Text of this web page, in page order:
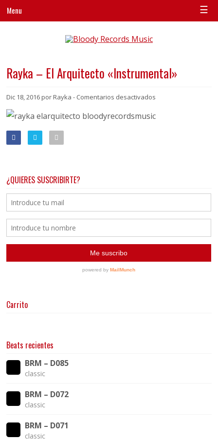
Menu ☰
Rayka – El Arquitecto «Instrumental»
Dic 18, 2016 por Rayka - Comentarios desactivados
–
¿QUIERES SUSCRIBIRTE?
Carrito
Beats recientes
BRM – D085
classic
BRM – D072
classic
BRM – D071
classic